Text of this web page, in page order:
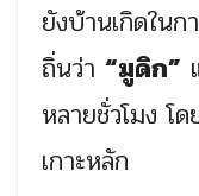
ยังบ้านเกิดใน
ถิ่นว่า “มูดิก”
หลายชั่วโมง โ
เกาะหลัก